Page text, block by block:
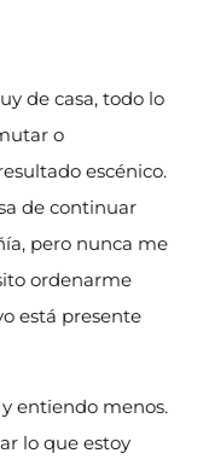
de casa, todo lo
o
escénico.
de continuar
pero nunca me
ordenarme
está presente
entiendo menos.
lo que estoy